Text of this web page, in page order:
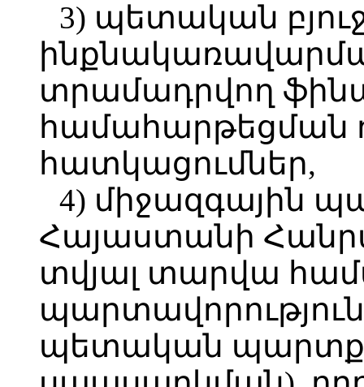
3) պետական
տրամադրվող
համահարթեցման
հատկացումներ,
4) միջազգային
Հայաստանի
տվյալ տարվա
պետական